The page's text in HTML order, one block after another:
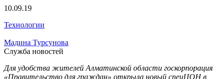
10.09.19
Технологии
Мадина Турсунова
Служба новостей
Для удобства жителей Алматинской области госкорпорация
«Правительство для граждан» открыла новый спецЦОН в